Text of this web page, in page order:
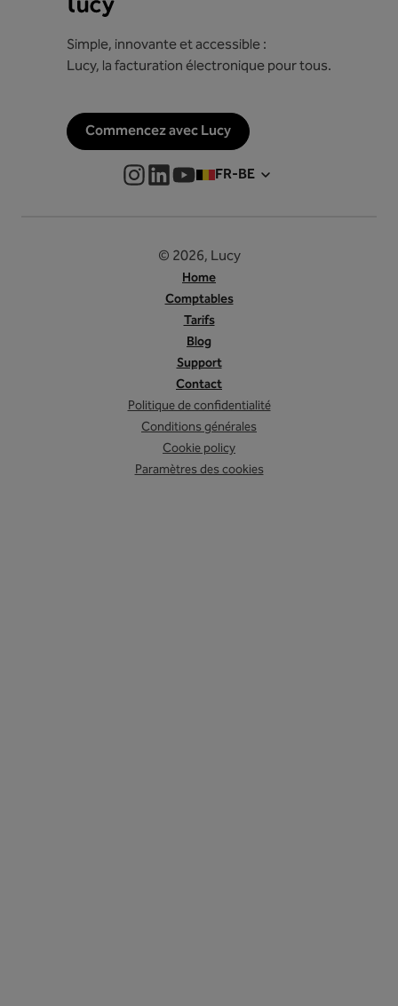
Simple, innovante et accessible :
Lucy, la facturation électronique pour tous.
Commencez avec Lucy
FR-BE
© 2026, Lucy
Home
Comptables
Tarifs
Blog
Support
Contact
Politique de confidentialité
Conditions générales
Cookie policy
Paramètres des cookies